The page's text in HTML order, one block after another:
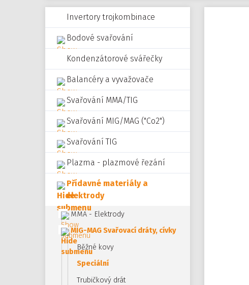
Invertory trojkombinace
Bodové svařování
Kondenzátorové svářečky
Balancéry a vyvažovače
Svařování MMA/TIG
Svařování MIG/MAG ("Co2")
Svařování TIG
Plazma - plazmové řezání
Přídavné materiály a
elektrody
MMA - Elektrody
MIG-MAG Svařovací dráty, cívky
Běžné kovy
Speciální
Trubičkový drát